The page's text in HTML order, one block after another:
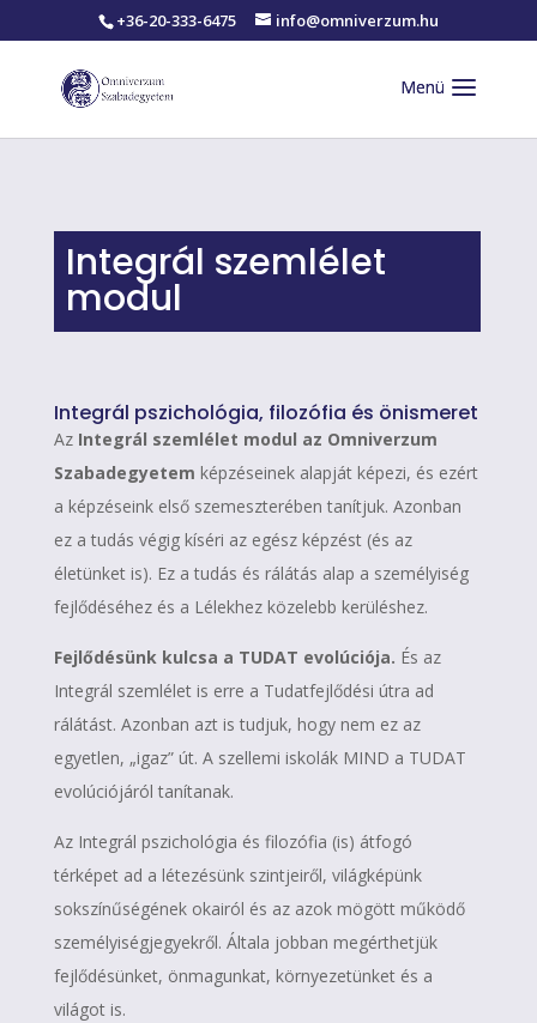
+36-20-333-6475 info@omniverzum.hu
Integrál szemlélet
modul
Integrál pszichológia, filozófia és önismeret
Az Integrál szemlélet modul az Omniverzum
Szabadegyetem képzéseinek alapját képezi, és ezért
a képzéseink első szemeszterében tanítjuk. Azonban
ez a tudás végig kíséri az egész képzést (és az
életünket is). Ez a tudás és rálátás alap a személyiség
fejlődéséhez és a Lélekhez közelebb kerüléshez.
Fejlődésünk kulcsa a TUDAT evolúciója. És az
Integrál szemlélet is erre a Tudatfejlődési útra ad
rálátást. Azonban azt is tudjuk, hogy nem ez az
egyetlen, „igaz” út. A szellemi iskolák MIND a TUDAT
evolúciójáról tanítanak.
Az Integrál pszichológia és filozófia (is) átfogó
térképet ad a létezésünk szintjeiről, világképünk
sokszínűségének okairól és az azok mögött működő
személyiségjegyekről. Általa jobban megérthetjük
fejlődésünket, önmagunkat, környezetünket és a
világot is.